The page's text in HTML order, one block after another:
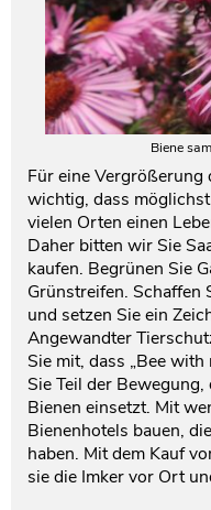
Biene
Für eine
wichtig, dass
vielen Orten einen
Daher bitten wir Sie
kaufen. Begrünen Sie
Grünstreifen. Schaffen
und setzen Sie ein
Angewandter
Sie mit, dass „Bee
Sie Teil der
Bienen einsetzt. Mit
Bienenhotels bauen,
haben. Mit dem Kauf
sie die Imker vor Ort